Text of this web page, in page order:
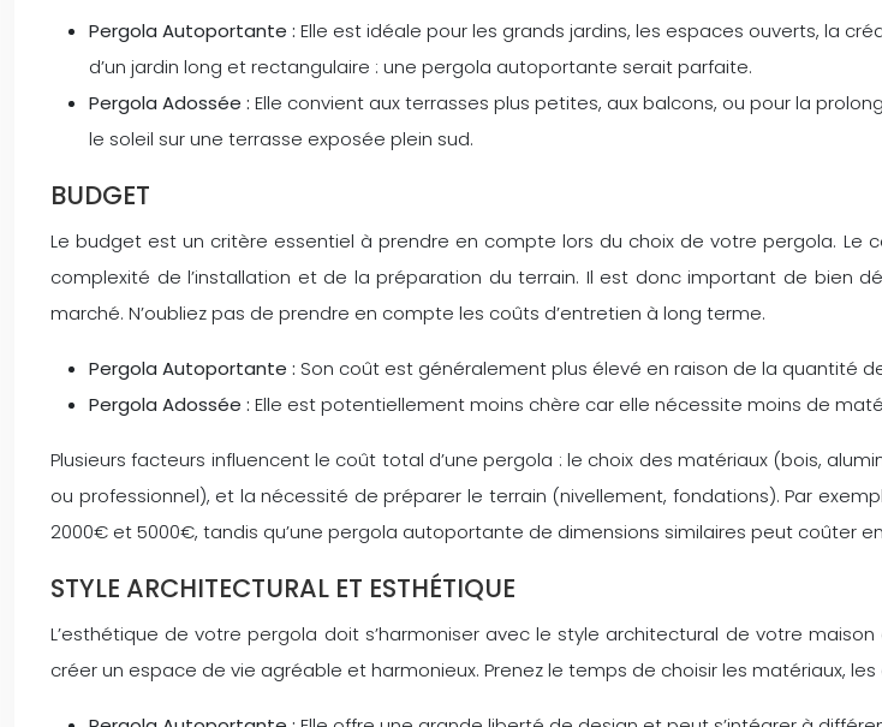
Pergola Autoportante : Elle est idéale pour les grands jardins, les espaces ouverts, la
d’un jardin long et rectangulaire : une pergola autoportante serait parfaite.
Pergola Adossée : Elle convient aux terrasses plus petites, aux balcons, ou pour la
le soleil sur une terrasse exposée plein sud.
BUDGET
Le budget est un critère essentiel à prendre en compte lors du choix de votre pergola. Le
complexité de l’installation et de la préparation du terrain. Il est donc important de bien
marché. N’oubliez pas de prendre en compte les coûts d’entretien à long terme.
Pergola Autoportante : Son coût est généralement plus élevé en raison de la quantité
Pergola Adossée : Elle est potentiellement moins chère car elle nécessite moins de
Plusieurs facteurs influencent le coût total d’une pergola : le choix des matériaux (bois,
ou professionnel), et la nécessité de préparer le terrain (nivellement, fondations). Par
2000€ et 5000€, tandis qu’une pergola autoportante de dimensions similaires peut coûter
STYLE ARCHITECTURAL ET ESTHÉTIQUE
L’esthétique de votre pergola doit s’harmoniser avec le style architectural de votre
créer un espace de vie agréable et harmonieux. Prenez le temps de choisir les matériaux,